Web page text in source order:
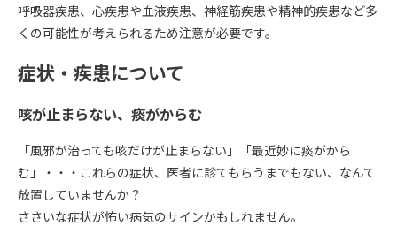
呼吸器疾患、心疾患や血液疾患、神経筋疾患や精神的疾患など多
くの可能性が考えられるため注意が必要です。
症状・疾患について
咳が止まらない、痰がからむ
「風邪が治っても咳だけが止まらない」「最近妙に痰がから
む」・・・これらの症状、医者に診てもらうまでもない、なんて
放置していませんか？
ささいな症状が怖い病気のサインかもしれません。